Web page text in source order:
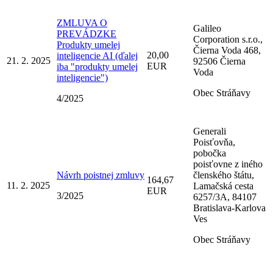
21. 2. 2025
ZMLUVA O
PREVÁDZKE
Produkty umelej
inteligencie AI (ďalej
iba "produkty umelej
inteligencie")
4/2025
20,00
EUR
Galileo
Corporation s.r.o.,
Čierna Voda 468,
92506 Čierna
Voda
Obec Stráňavy
11. 2. 2025
Návrh poistnej zmluvy
3/2025
164,67
EUR
Generali
Poisťovňa,
pobočka
poisťovne z iného
členského štátu,
Lamačská cesta
6257/3A, 84107
Bratislava-Karlova
Ves
Obec Stráňavy